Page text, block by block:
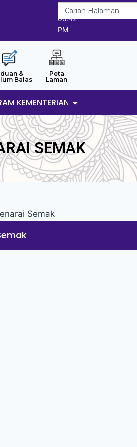
6/8/2026
08:42
PM
&
Balas
Peta
Laman
KEMENTERIAN
SEMAK
Semak